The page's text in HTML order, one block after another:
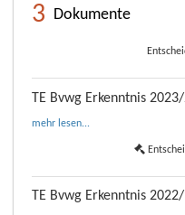
3 Dokumente
TE Bvwg Erkenntnis
mehr lesen...
TE Bvwg Erkenntnis